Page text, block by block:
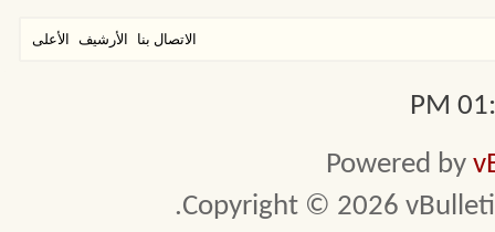
الاتصال بنا الأرشيف الأعلى
Powered by
Copyright © 2026